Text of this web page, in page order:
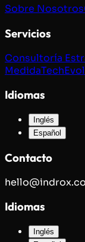
Sobre Nosotros
Servicios
Consultoría
Medida
Idiomas
Inglés
Español
Contacto
Idiomas
Inglés